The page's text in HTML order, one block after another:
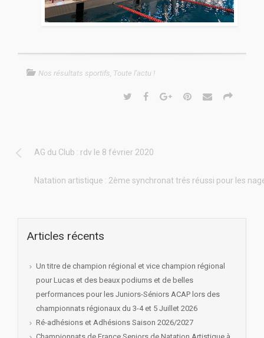
Nos résultats sportifs, Toute l'actu !
AG du Club : rdv le 8 février 2020
Natation artistique : 2ème synchronat trés réussi pour les
Articles récents
Un titre de champion régional et vice champion régional
pour Lucas et des beaux podiums et de belles
performances pour les Juniors-Séniors ACAP lors des
championnats régionaux du 3-4 et 5 Juillet 2026
Ré-adhésions et Adhésions Saison 2026/2027